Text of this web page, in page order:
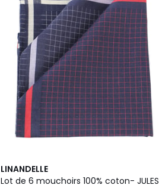
LINANDELLE
Lot de 6 mouchoirs 100% coton- JULES